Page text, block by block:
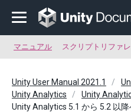
マニュアル スクリプトリファ
Unity User Manual 2021.1
Unity Analytics
Unity
Unity Analytics 5.1 から 5.2 以